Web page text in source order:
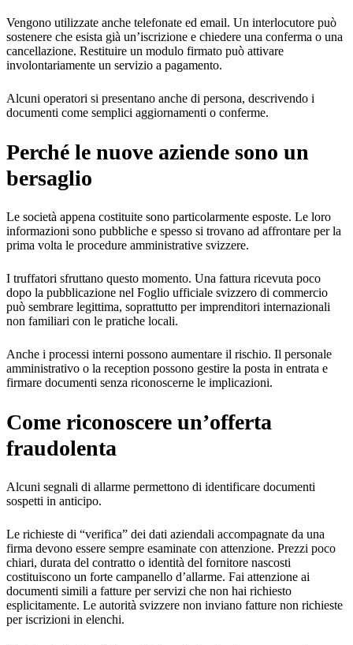
Vengono utilizzate anche telefonate ed email. Un interlocutore può
sostenere che esista già un’iscrizione e chiedere una conferma o una
cancellazione. Restituire un modulo firmato può attivare
involontariamente un servizio a pagamento.
Alcuni operatori si presentano anche di persona, descrivendo i
documenti come semplici aggiornamenti o conferme.
Perché le nuove aziende sono un
bersaglio
Le società appena costituite sono particolarmente esposte. Le loro
informazioni sono pubbliche e spesso si trovano ad affrontare per la
prima volta le procedure amministrative svizzere.
I truffatori sfruttano questo momento. Una fattura ricevuta poco
dopo la pubblicazione nel Foglio ufficiale svizzero di commercio
può sembrare legittima, soprattutto per imprenditori internazionali
non familiari con le pratiche locali.
Anche i processi interni possono aumentare il rischio. Il personale
amministrativo o la reception possono gestire la posta in entrata e
firmare documenti senza riconoscerne le implicazioni.
Come riconoscere un’offerta
fraudolenta
Alcuni segnali di allarme permettono di identificare documenti
sospetti in anticipo.
Le richieste di “verifica” dei dati aziendali accompagnate da una
firma devono essere sempre esaminate con attenzione. Prezzi poco
chiari, durata del contratto o identità del fornitore nascosti
costituiscono un forte campanello d’allarme. Fai attenzione ai
documenti simili a fatture per servizi che non hai richiesto
esplicitamente. Le autorità svizzere non inviano fatture non richieste
per iscrizioni in elenchi.